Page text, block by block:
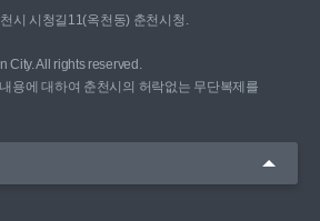
시 시청길11(옥천동) 춘천시청.
City. All rights reserved.
용에 대하여 춘천시의 허락없는 무단복제를